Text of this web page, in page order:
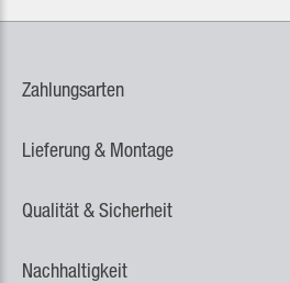
Zahlungsarten
Lieferung & Montage
Qualität & Sicherheit
Nachhaltigkeit